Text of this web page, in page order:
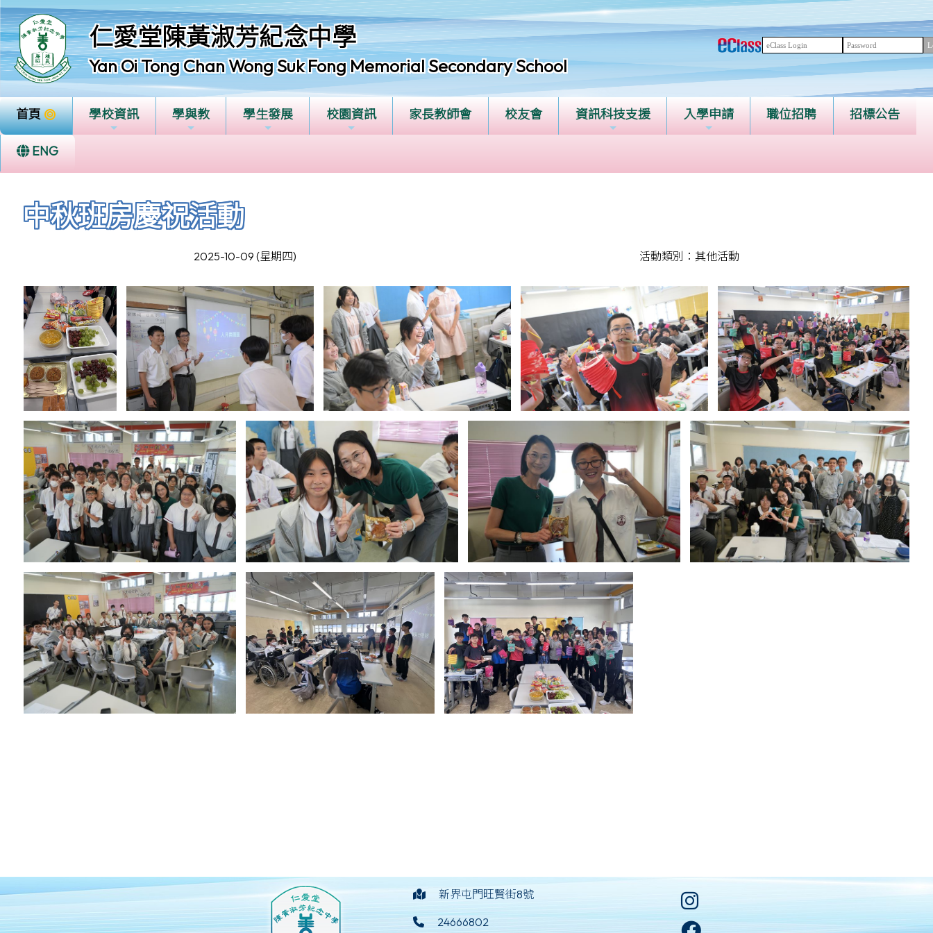
仁愛堂陳黃淑芳紀念中學
Yan Oi Tong Chan Wong Suk Fong Memorial Secondary School
首頁 學校資訊 學與教 學生發展 校園資訊 家長教師會 校友會 資訊科技支援 入學申請 職位招聘 招標公告
ENG
中秋班房慶祝活動
2025-10-09 (星期四) 活動類別：其他活動
新界屯門旺賢街8號
24666802